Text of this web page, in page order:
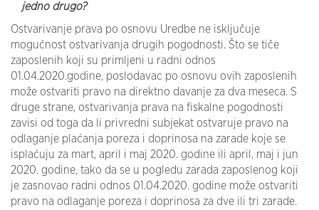
jedno drugo?
Ostvarivanje prava po osnovu Uredbe ne isključuje
mogućnost ostvarivanja drugih pogodnosti. Što se tiče
zaposlenih koji su primljeni u radni odnos
01.04.2020.godine, poslodavac po osnovu ovih zaposlenih
može ostvariti pravo na direktno davanje za dva meseca. S
druge strane, ostvarivanja prava na fiskalne pogodnosti
zavisi od toga da li privredni subjekat ostvaruje pravo na
odlaganje plaćanja poreza i doprinosa na zarade koje se
isplaćuju za mart, april i maj 2020. godine ili april, maj i jun
2020. godine, tako da se u pogledu zarada zaposlenog koji
je zasnovao radni odnos 01.04.2020. godine može ostvariti
pravo na odlaganje poreza i doprinosa za dve ili tri zarade.